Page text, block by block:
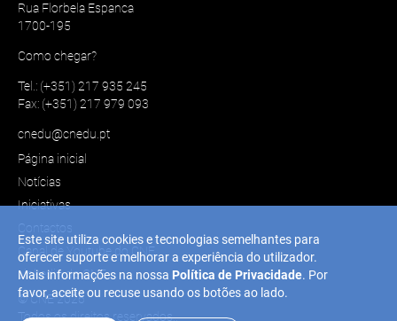
Rua Florbela Espanca
1700-195
Como chegar?
Tel.: (+351) 217 935 245
Fax: (+351) 217 979 093
cnedu@cnedu.pt
Página inicial
Notícias
Iniciativas
Contactos
Canal de Youtube do CNE
Linkedin do CNE
© CNE 2026
Todos os direitos reservados..
Este site utiliza cookies e tecnologias semelhantes para
oferecer suporte e melhorar a experiência do utilizador.
Mais informações na nossa Política de Privacidade. Por
favor, aceite ou recuse usando os botões ao lado.